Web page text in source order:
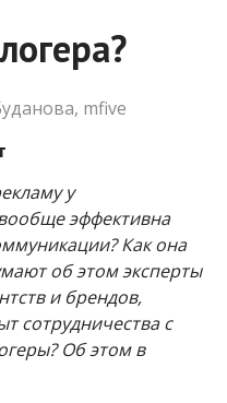
, mfive
у
эффективна
Как она
об этом эксперты
и брендов,
сотрудничества с
Об этом в